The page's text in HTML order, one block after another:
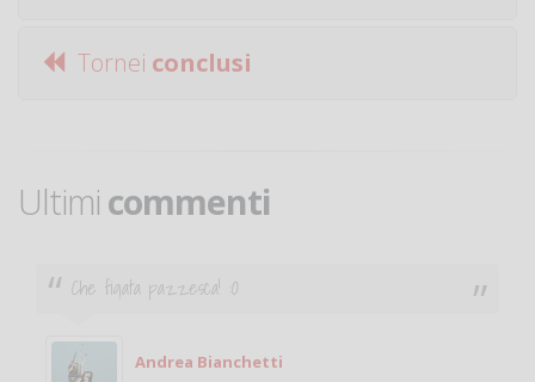
Tornei conclusi
Ultimi commenti
Che figata pazzesca! :O
Andrea Bianchetti